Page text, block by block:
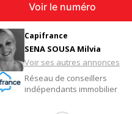
Voir le numéro
Capifrance
SENA SOUSA Milvia
Voir ses autres annonces
Réseau de conseillers
indépendants immobilier